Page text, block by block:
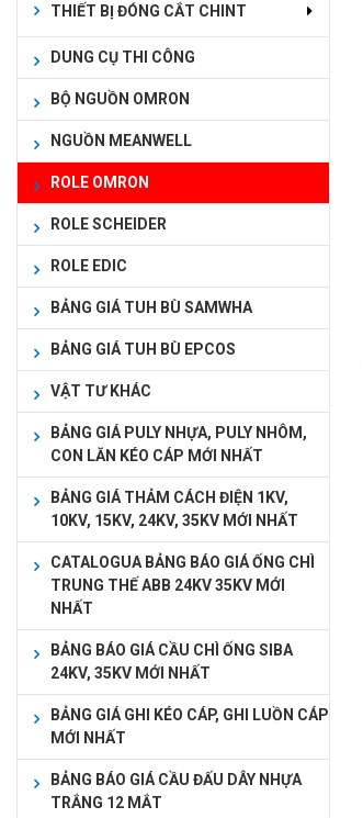
THIẾT BỊ ĐÓNG CẮT CHINT
DUNG CỤ THI CÔNG
BỘ NGUỒN OMRON
NGUỒN MEANWELL
ROLE OMRON
ROLE SCHEIDER
ROLE EDIC
BẢNG GIÁ TUH BÙ SAMWHA
BẢNG GIÁ TUH BÙ EPCOS
VẬT TƯ KHÁC
BẢNG GIÁ PULY NHỰA, PULY NHÔM,
CON LĂN KÉO CÁP MỚI NHẤT
BẢNG GIÁ THẢM CÁCH ĐIỆN 1KV,
10KV, 15KV, 24KV, 35KV MỚI NHẤT
CATALOGUA BẢNG BÁO GIÁ ỐNG CHÌ
TRUNG THẾ ABB 24KV 35KV MỚI
NHẤT
BẢNG BÁO GIÁ CẦU CHÌ ỐNG SIBA
24KV, 35KV MỚI NHẤT
BẢNG GIÁ GHI KÉO CÁP, GHI LUỒN CÁP
MỚI NHẤT
BẢNG BÁO GIÁ CẦU ĐẤU DÂY NHỰA
TRẮNG 12 MẮT